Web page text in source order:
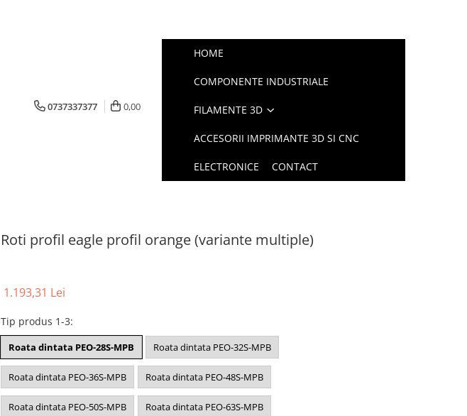
0737337377 0,00
HOME
COMPONENTE INDUSTRIALE
FILAMENTE 3D
ACCESORII IMPRIMANTE 3D SI CNC
ELECTRONICE CONTACT
Roti profil eagle profil orange (variante multiple)
1.193,31 Lei
Tip produs 1-3:
Roata dintata PEO-28S-MPB Roata dintata PEO-32S-MPB
Roata dintata PEO-36S-MPB Roata dintata PEO-48S-MPB
Roata dintata PEO-50S-MPB Roata dintata PEO-63S-MPB